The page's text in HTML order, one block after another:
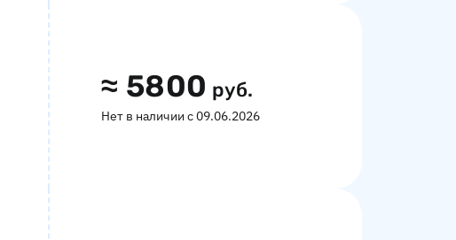
≈ 5800 руб.
Нет в наличии с 09.06.2026